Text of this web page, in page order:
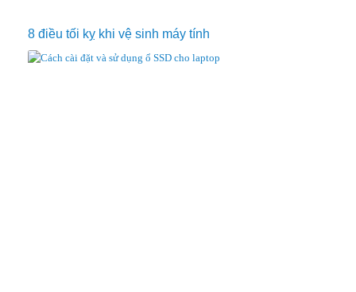
8 điều tối kỵ khi vệ sinh máy tính